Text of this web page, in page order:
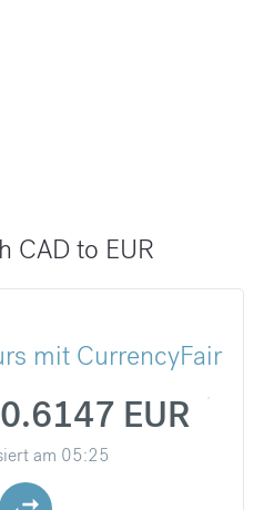
CAD to EUR
mit CurrencyFair
EUR
am 05:25